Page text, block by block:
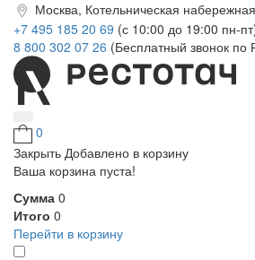
Москва, Котельническая
+7 495 185 20 69 (с 10:00 до 19:00 пн-
8 800 302 07 26 (Бесплатный звонок по
0
Закрыть Добавлено в корзину
Ваша корзина пуста!
Сумма 0
Итого 0
Перейти в корзину